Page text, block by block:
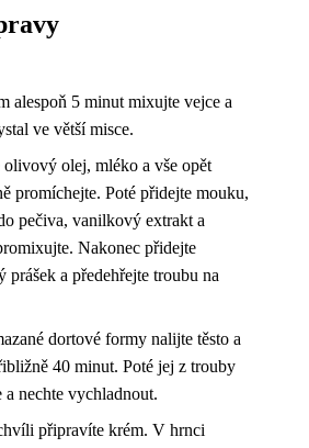
alespoň 5 minut mixujte vejce a
ve větší misce.
olivový olej, mléko a vše opět
promíchejte. Poté přidejte mouku,
pečiva, vanilkový extrakt a
Nakonec přidejte
prášek a předehřejte troubu na
dortové formy nalijte těsto a
40 minut. Poté jej z trouby
a nechte vychladnout.
připravíte krém. V hrnci